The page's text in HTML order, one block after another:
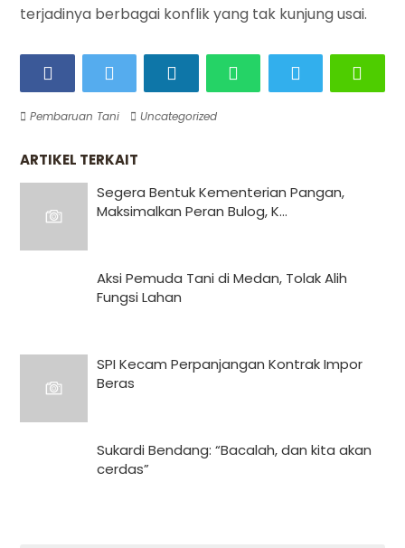
terjadinya berbagai konflik yang tak kunjung usai.
Pembaruan Tani Uncategorized
ARTIKEL TERKAIT
Segera Bentuk Kementerian Pangan,
Maksimalkan Peran Bulog, K...
Aksi Pemuda Tani di Medan, Tolak Alih
Fungsi Lahan
SPI Kecam Perpanjangan Kontrak Impor
Beras
Sukardi Bendang: “Bacalah, dan kita akan
cerdas”